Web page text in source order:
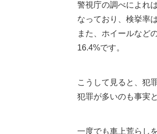
警視庁の調べによれ
なっており、検挙率
また、ホイールなど
16.4%です。
こうして見ると、犯
犯罪が多いのも事実
一度でも車上荒らし